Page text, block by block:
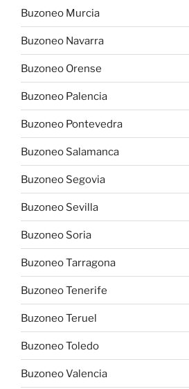
Buzoneo Murcia
Buzoneo Navarra
Buzoneo Orense
Buzoneo Palencia
Buzoneo Pontevedra
Buzoneo Salamanca
Buzoneo Segovia
Buzoneo Sevilla
Buzoneo Soria
Buzoneo Tarragona
Buzoneo Tenerife
Buzoneo Teruel
Buzoneo Toledo
Buzoneo Valencia